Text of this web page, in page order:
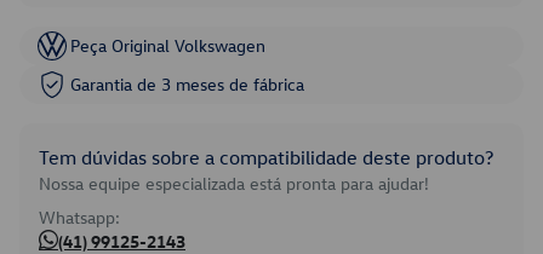
Peça Original Volkswagen
Garantia de 3 meses de fábrica
Tem dúvidas sobre a compatibilidade deste produto?
Nossa equipe especializada está pronta para ajudar!
Whatsapp:
(41) 99125-2143